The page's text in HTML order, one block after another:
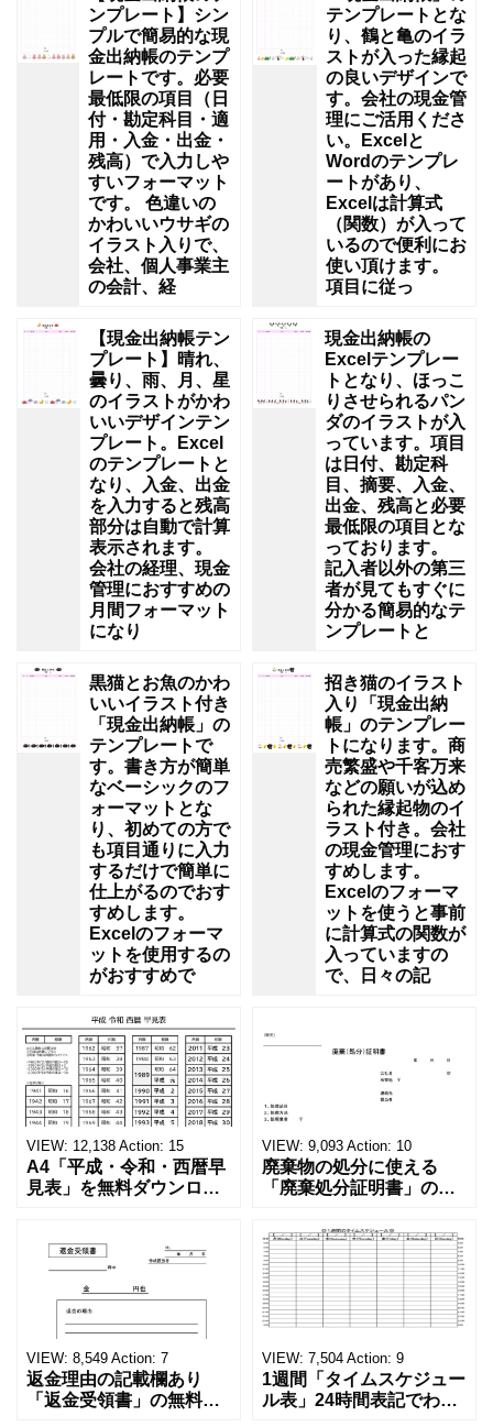
ンプレート】シン
プルで簡易的な現
金出納帳のテンプ
レートです。必要
最低限の項目（日
付・勘定科目・適
用・入金・出金・
残高）で入力しや
すいフォーマット
です。 色違いの
かわいいウサギの
イラスト入りで、
会社、個人事業主
の会計、経
テンプレートとな
り、鶴と亀のイラ
ストが入った縁起
の良いデザインで
す。会社の現金管
理にご活用くださ
い。Excelと
Wordのテンプレ
ートがあり、
Excelは計算式
（関数）が入って
いるので便利にお
使い頂けます。
項目に従っ
【現金出納帳テン
プレート】晴れ、
曇り、雨、月、星
のイラストがかわ
いいデザインテン
プレート。Excel
のテンプレートと
なり、入金、出金
を入力すると残高
部分は自動で計算
表示されます。
会社の経理、現金
管理におすすめの
月間フォーマット
になり
現金出納帳の
Excelテンプレー
トとなり、ほっこ
りさせられるパン
ダのイラストが入
っています。項目
は日付、勘定科
目、摘要、入金、
出金、残高と必要
最低限の項目とな
っております。
記入者以外の第三
者が見てもすぐに
分かる簡易的なテ
ンプレートと
黒猫とお魚のかわ
いいイラスト付き
「現金出納帳」の
テンプレートで
す。書き方が簡単
なベーシックのフ
ォーマットとな
り、初めての方で
も項目通りに入力
するだけで簡単に
仕上がるのでおす
すめします。
Excelのフォーマ
ットを使用するの
がおすすめで
招き猫のイラスト
入り「現金出納
帳」のテンプレー
トになります。商
売繁盛や千客万来
などの願いが込め
られた縁起物のイ
ラスト付き。会社
の現金管理におす
すめします。
Excelのフォーマ
ットを使うと事前
に計算式の関数が
入っていますの
で、日々の記
VIEW: 12,138 Action: 15
A4「平成・令和・西暦早
見表」を無料ダウンロー
る！印刷可能な一覧表！
印刷可能な平成・令和・
西暦早見表を無料ダウン
ロードでご利用いただけ
ます。 パソコンに保存し
ていただくか、A4サイズ
でコピーしてご
VIEW: 9,093 Action: 10
廃棄物の処分に使える
「廃棄処分証明書」の無
ーカーの代理店、回収業
者へおすすめ！(Excel・
Word・PDF)正しく廃棄
されたことを証明する書
類「廃棄処分証明書」の
テンプレートです。 量販
店や家電メーカーの代理
店、回収
VIEW: 8,549 Action: 7
返金理由の記載欄あり
「返金受領書」の無料テ
VIEW: 7,504 Action: 9
1週間「タイムスケジュー
ル表」24時間表記でわか